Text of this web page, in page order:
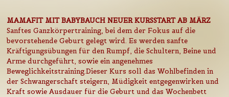
MAMAFIT MIT BABYBAUCH NEUER KURSSTART AB MÄRZ
Sanftes Ganzkörpertraining, bei dem der Fokus auf die
bevorstehende Geburt gelegt wird. Es werden sanfte
Kräftigungsübungen für den Rumpf, die Schultern, Beine und
Arme durchgeführt, sowie ein angenehmes
Beweglichkeitstraining.Dieser Kurs soll das Wohlbefinden in
der Schwangerschaft steigern, Müdigkeit entgegenwirken und
Kraft sowie Ausdauer für die Geburt und das Wochenbett